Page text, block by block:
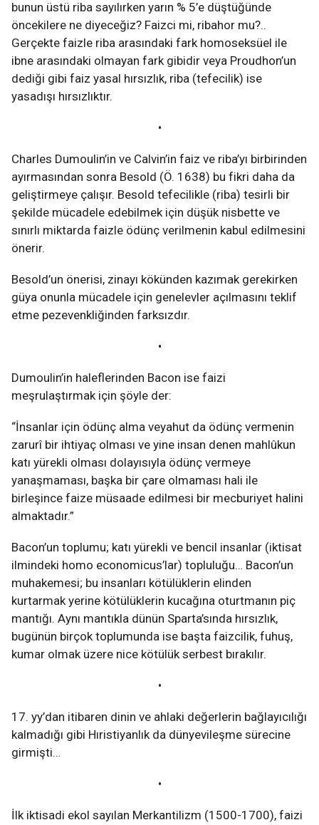
bunun üstü riba sayılırken yarın % 5’e düştüğünde
öncekilere ne diyeceğiz? Faizci mi, ribahor mu?..
Gerçekte faizle riba arasındaki fark homoseksüel ile
ibne arasındaki olmayan fark gibidir veya Proudhon’un
dediği gibi faiz yasal hırsızlık, riba (tefecilik) ise
yasadışı hırsızlıktır.
•
Charles Dumoulin’in ve Calvin’in faiz ve riba’yı birbirinden
ayırmasından sonra Besold (Ö. 1638) bu fikri daha da
geliştirmeye çalışır. Besold tefecilikle (riba) tesirli bir
şekilde mücadele edebilmek için düşük nisbette ve
sınırlı miktarda faizle ödünç verilmenin kabul edilmesini
önerir.
Besold’un önerisi, zinayı kökünden kazımak gerekirken
güya onunla mücadele için genelevler açılmasını teklif
etme pezevenkliğinden farksızdır.
•
Dumoulin’in haleflerinden Bacon ise faizi
meşrulaştırmak için şöyle der:
“İnsanlar için ödünç alma veyahut da ödünç vermenin
zarurî bir ihtiyaç olması ve yine insan denen mahlûkun
katı yürekli olması dolayısıyla ödünç vermeye
yanaşmaması, başka bir çare olmaması hali ile
birleşince faize müsaade edilmesi bir mecburiyet halini
almaktadır.”
Bacon’un toplumu; katı yürekli ve bencil insanlar (iktisat
ilmindeki homo economicus’lar) topluluğu… Bacon’un
muhakemesi; bu insanları kötülüklerin elinden
kurtarmak yerine kötülüklerin kucağına oturtmanın piç
mantığı. Aynı mantıkla dünün Sparta’sında hırsızlık,
bugünün birçok toplumunda ise başta faizcilik, fuhuş,
kumar olmak üzere nice kötülük serbest bırakılır.
•
17. yy’dan itibaren dinin ve ahlaki değerlerin bağlayıcılığı
kalmadığı gibi Hıristiyanlık da dünyevileşme sürecine
girmişti…
•
İlk iktisadi ekol sayılan Merkantilizm (1500-1700), faizi